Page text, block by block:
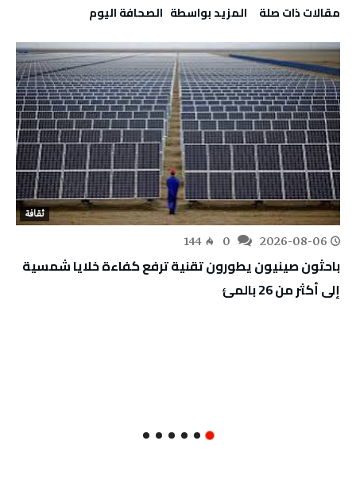
‫مقالات ذات صلة‬ ‫‫المزيد بواسطة‬ ‬ ‭ ‬الصحافة‭ ‬اليوم
ثقافة
2026-08-06
144
باحثون صينيون يطورون تقنية ترفع كفاءة خلايا شمسية
إلى أكثر من 26 بالمئ